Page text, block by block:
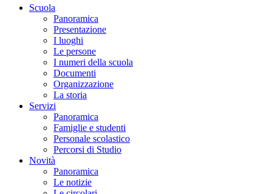
Scuola
Panoramica
Presentazione
I luoghi
Le persone
I numeri della scuola
Documenti
Organizzazione
La storia
Servizi
Panoramica
Famiglie e studenti
Personale scolastico
Percorsi di Studio
Novità
Panoramica
Le notizie